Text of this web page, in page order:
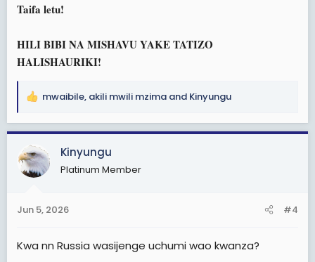
Taifa letu!
HILI BIBI NA MISHAVU YAKE TATIZO
HALISHAURIKI!
R
a
c
t
i
s
mwaibile, akili mwili mzima and Kinyungu
Kinyungu
Platinum Member
Jun 5, 2026 #4
Kwa nn Russia wasijenge uchumi wao kwanza?